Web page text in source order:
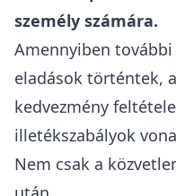
tartozó
szerkezetkész
tetőszerkezet van
Nem számít
amely a lakás
nem szükséges,
üzlethelyiség, de a